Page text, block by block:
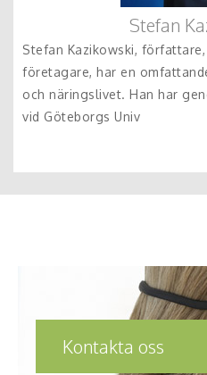
Stefan
Stefan Kazikowski,
företagare, har en
och näringslivet. Han har
vid Göteborgs Univ
Kontakta oss